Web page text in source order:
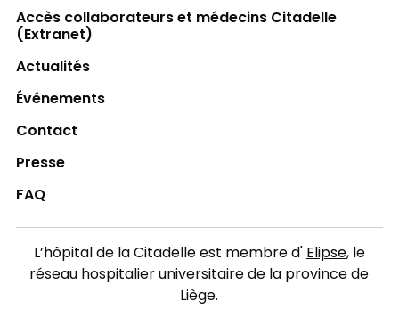
Accès collaborateurs et médecins Citadelle
(Extranet)
Actualités
Événements
Contact
Presse
FAQ
L’hôpital de la Citadelle est membre d'Elipse, le
réseau hospitalier universitaire de la province de
Liège.